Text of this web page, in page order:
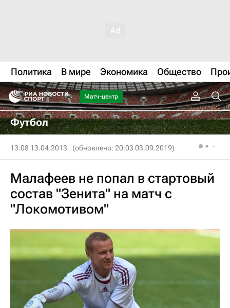
Политика В мире Экономика Общество
Матч-центр
Футбол
13:08 13.04.2013 (обновлено: 20:03 03.09.2019)
Малафеев не попал в стартовый
состав "Зенита" на матч с
"Локомотивом"